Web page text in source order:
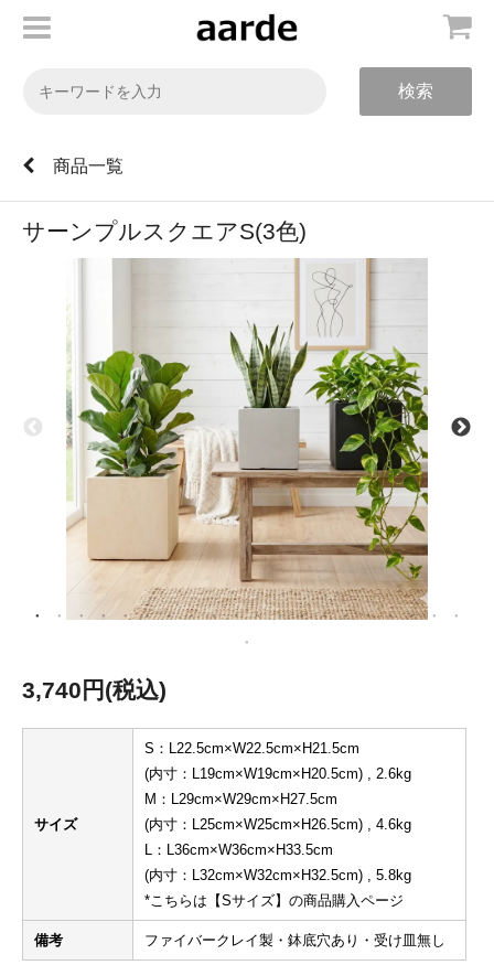
検索
商品一覧
サーンプルスクエアS(3色)
3,740円(税込)
サイズ
S：L22.5cm×W22.5cm×H21.5cm
(内寸：L19cm×W19cm×H20.5cm) , 2.6kg
M：L29cm×W29cm×H27.5cm
(内寸：L25cm×W25cm×H26.5cm) , 4.6kg
L：L36cm×W36cm×H33.5cm
(内寸：L32cm×W32cm×H32.5cm) , 5.8kg
*こちらは【Sサイズ】の商品購入ページ
備考 ファイバークレイ製・鉢底穴あり・受け皿無し